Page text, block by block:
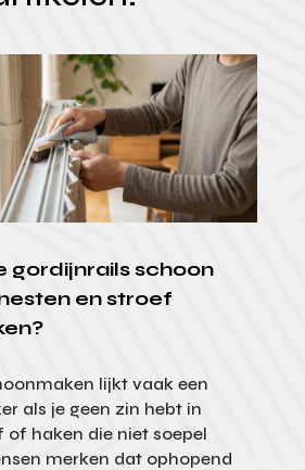
gordijnrails schoon
en stroef
lijkt vaak een
als je geen zin hebt in
of haken die niet soepel
merken dat ophopend